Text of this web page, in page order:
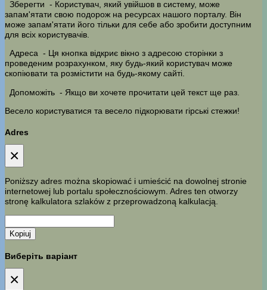
Зберегти - Користувач, який увійшов в систему, може
запам'ятати свою подорож на ресурсах нашого порталу. Він
може запам'ятати його тільки для себе або зробити доступним
для всіх користувачів.
Адреса - Ця кнопка відкриє вікно з адресою сторінки з
проведеним розрахунком, яку будь-який користувач може
скопіювати та розмістити на будь-якому сайті.
Допоможіть - Якщо ви хочете прочитати цей текст ще раз.
Весело користуватися та весело підкорювати гірські стежки!
Adres
×
Poniższy adres można skopiować i umieścić na dowolnej stronie
internetowej lub portalu społecznościowym. Adres ten otworzy
stronę kalkulatora szlaków z przeprowadzoną kalkulacją.
Kopiuj
Виберіть варіант
×